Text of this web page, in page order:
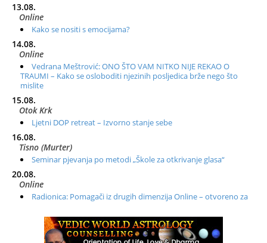
13.08.
Online
Kako se nositi s emocijama?
14.08.
Online
Vedrana Meštrović: ONO ŠTO VAM NITKO NIJE REKAO O
TRAUMI – Kako se osloboditi njezinih posljedica brže nego što
mislite
15.08.
Otok Krk
Ljetni DOP retreat – Izvorno stanje sebe
16.08.
Tisno (Murter)
Seminar pjevanja po metodi „Škole za otkrivanje glasa“
20.08.
Online
Radionica: Pomagači iz drugih dimenzija Online – otvoreno za
Zagreb+Online